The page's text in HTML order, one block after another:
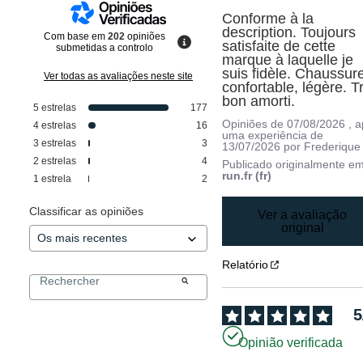
Com base em 202 opiniões
submetidas a controlo
Ver todas as avaliações neste site
5 estrelas
177
4 estrelas
16
3 estrelas
3
2 estrelas
4
1 estrela 2
Classificar as opiniões
Conforme à la
description. Toujours
satisfaite de cette
marque à laquelle je
suis fidèle.
confortable, légère.
bon amorti.
Opiniões de07/08/2026
,
uma experiência de
13/07/2026 por Frederique
Publicado originalmente
run.fr (fr)
Ver a avaliação
original
Relatório
5
Opinião verificada